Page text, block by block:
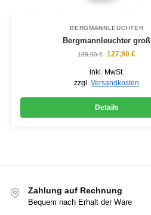
BERGMANNLEUCHTER
Bergmannleuchter groß
138,90€ 127,90€
inkl. MwSt.
zzgl.Versandkosten
Details
Zahlung auf Rechnung
Bequem nach Erhalt der Ware